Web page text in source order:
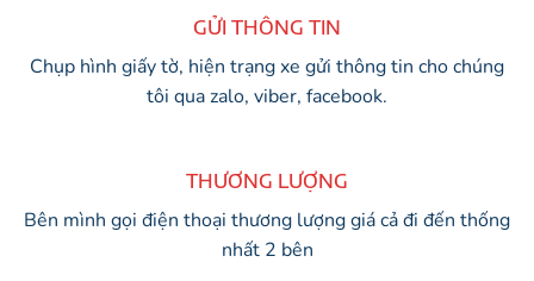
GỬI THÔNG TIN
Chụp hình giấy tờ, hiện trạng xe gửi thông tin cho chúng
tôi qua zalo, viber, facebook.
THƯƠNG LƯỢNG
Bên mình gọi điện thoại thương lượng giá cả đi đến thống
nhất 2 bên